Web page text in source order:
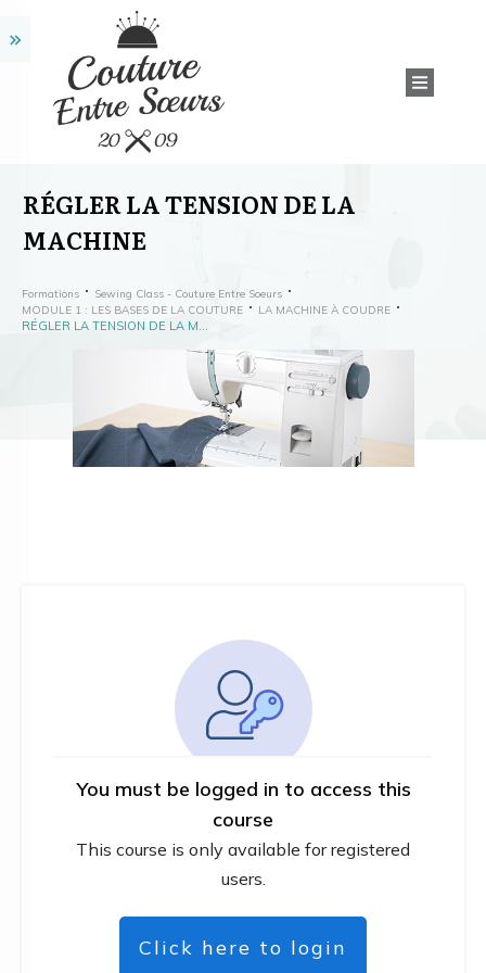
RÉGLER LA TENSION DE LA
MACHINE
Formations
Sewing Class - Couture Entre Soeurs
MODULE 1 : LES BASES DE LA COUTURE
LA MACHINE À COUDRE
RÉGLER LA TENSION DE LA MACHINE
You must be logged in to access this
course
This course is only available for registered
users.
Click here to login